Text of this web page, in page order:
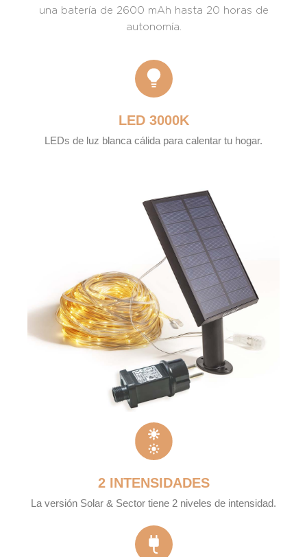
una batería de 2600 mAh hasta 20 horas de
autonomía.
LED 3000K
LEDs de luz blanca cálida para calentar tu hogar.
2 INTENSIDADES
La versión Solar & Sector tiene 2 niveles de intensidad.